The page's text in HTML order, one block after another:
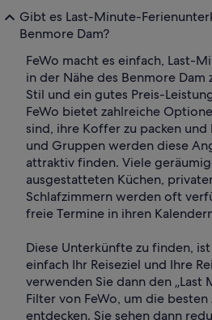
Gibt es Last-Minute-
Benmore Dam?
FeWo macht es einfach, Last-
in der Nähe des Benmore
Stil und ein gutes Preis-
FeWo bietet zahlreiche
sind, ihre Koffer zu packen und
und Gruppen werden diese
attraktiv finden. Viele
ausgestatteten Küchen,
Schlafzimmern werden oft
freie Termine in ihren
Diese Unterkünfte zu finden,
einfach Ihr Reiseziel und Ihre
verwenden Sie dann den „Last
Filter von FeWo, um die
entdecken. Sie sehen dann